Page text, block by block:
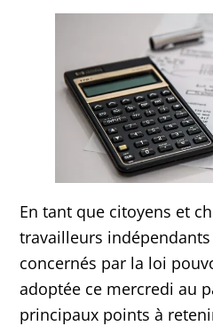
En tant que citoyens et
travailleurs
concernés par la loi
adoptée ce mercredi au
principaux points à